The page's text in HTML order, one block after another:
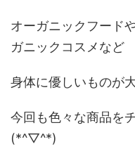
オーガニックフード
ガニックコスメなど
身体に優しいものが
今回も色々な商品を
(*^▽^*)